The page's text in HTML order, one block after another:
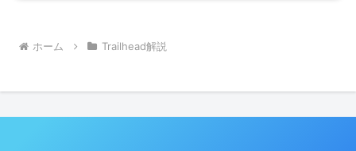
ホーム Trailhead解説